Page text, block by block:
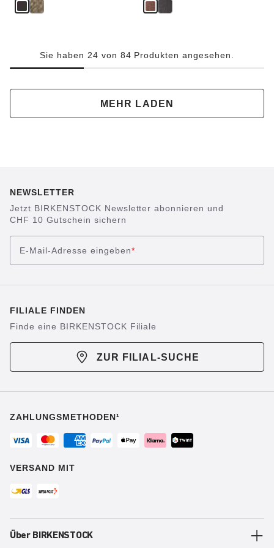
Sie haben 24 von 84 Produkten angesehen.
MEHR LADEN
NEWSLETTER
Jetzt BIRKENSTOCK Newsletter abonnieren und
CHF 10 Gutschein sichern
E-Mail-Adresse eingeben*
FILIALE FINDEN
Finde eine BIRKENSTOCK Filiale
ZUR FILIAL-SUCHE
ZAHLUNGSMETHODEN¹
VERSAND MIT
Über BIRKENSTOCK